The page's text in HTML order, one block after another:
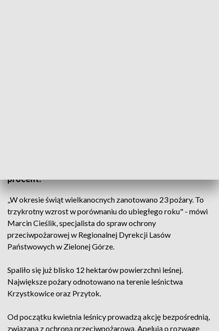
procent.
„W okresie świąt wielkanocnych zanotowano 23 pożary. To
trzykrotny wzrost w porównaniu do ubiegłego roku" - mówi
Marcin Cieślik, specjalista do spraw ochrony
przeciwpożarowej w Regionalnej Dyrekcji Lasów
Państwowych w Zielonej Górze.
Spaliło się już blisko 12 hektarów powierzchni leśnej.
Największe pożary odnotowano na terenie leśnictwa
Krzystkowice oraz Przytok.
Od początku kwietnia leśnicy prowadzą akcję bezpośrednią,
związaną z ochroną przeciwpożarową. Apelują o rozwagę